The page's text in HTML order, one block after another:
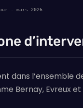
: mars 2026
dans l’ensemble
Bernay, Evreux